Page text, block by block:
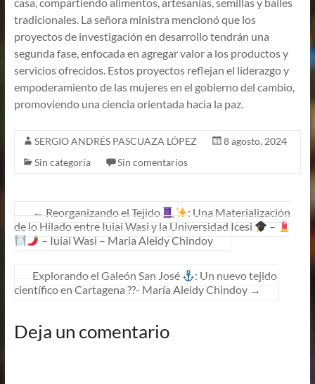
casa, compartiendo alimentos, artesanías, semillas y bailes
tradicionales. La señora ministra mencionó que los
proyectos de investigación en desarrollo tendrán una
segunda fase, enfocada en agregar valor a los productos y
servicios ofrecidos. Estos proyectos reflejan el liderazgo y
empoderamiento de las mujeres en el gobierno del cambio,
promoviendo una ciencia orientada hacia la paz.
SERGIO ANDRÉS PASCUAZA LÓPEZ
8 agosto, 2024
Sin categoría
Sin comentarios
← Reorganizando el Tejido
: Una Materialización
de lo Hilado entre Iuiai Wasi y la Universidad Icesi
–
– Iuiai Wasi – Maria Aleidy Chindoy
Explorando el Galeón San José
: Un nuevo tejido
científico en Cartagena ??- María Aleidy Chindoy →
Deja un comentario